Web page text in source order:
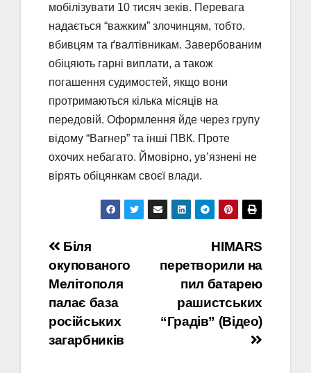
мобілізувати 10 тисяч зеків. Перевага
надається “важким” злочинцям, тобто.
вбивцям та ґвалтівникам. Завербованим
обіцяють гарні виплати, а також
погашення судимостей, якщо вони
протримаються кілька місяців на
передовій. Оформлення йде через групу
відому “Вагнер” та інші ПВК. Проте
охочих небагато. Ймовірно, ув’язнені не
вірять обіцянкам своєї влади.
Навігація
записів
HIMARS
перетворили на
пил батарею
рашистських
“Градів” (Відео)
Біля
окупованого
Мелітополя
палає база
російських
загарбників